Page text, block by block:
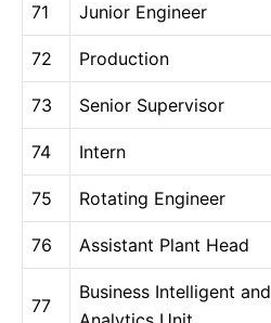
71 Junior Engineer
72 Production
73 Senior Supervisor
74 Intern
75 Rotating Engineer
76 Assistant Plant Head
77
Business Intelligent and